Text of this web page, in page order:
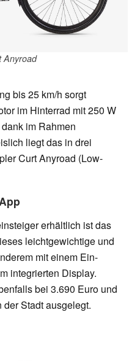
Anyroad
bis 25 km/h sorgt
im Hinterrad mit 250 W
im Rahmen
liegt das in drei
Curt Anyroad (Low-
erhältlich ist das
leichtgewichtige und
mit einem Ein-
integrierten Display.
bei 3.690 Euro und
Stadt ausgelegt.